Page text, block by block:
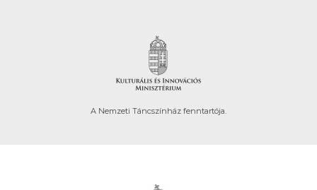
A Nemzeti Táncszínház fenntartója.